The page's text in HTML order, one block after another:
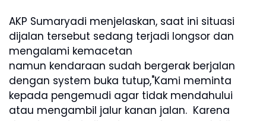
AKP Sumaryadi menjelaskan, saat ini situasi
dijalan tersebut sedang terjadi longsor dan
mengalami kemacetan
namun kendaraan sudah bergerak berjalan
dengan system buka tutup,"Kami meminta
kepada pengemudi agar tidak mendahului
atau mengambil jalur kanan jalan. Karena